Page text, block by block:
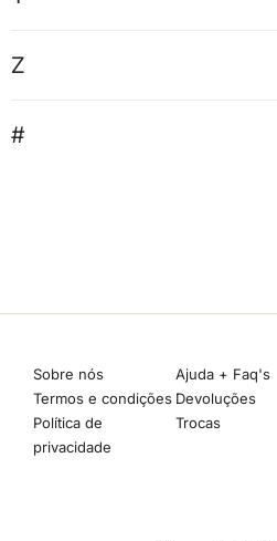
Z
#
Sobre nós
Termos e condições
Política de
privacidade
Ajuda + Faq's
Devoluções
Trocas